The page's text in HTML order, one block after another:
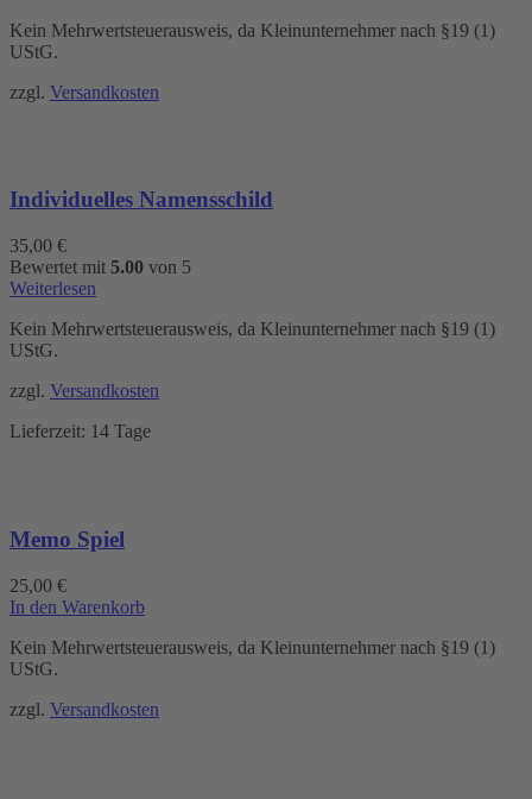
Kein Mehrwertsteuerausweis, da Kleinunternehmer nach §19 (1)
UStG.
zzgl. Versandkosten
Individuelles Namensschild
35,00 €
Bewertet mit 5.00 von 5
Weiterlesen
Kein Mehrwertsteuerausweis, da Kleinunternehmer nach §19 (1)
UStG.
zzgl. Versandkosten
Lieferzeit: 14 Tage
Memo Spiel
25,00 €
In den Warenkorb
Kein Mehrwertsteuerausweis, da Kleinunternehmer nach §19 (1)
UStG.
zzgl. Versandkosten